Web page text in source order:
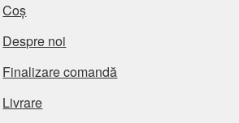
Coș
Despre noi
Finalizare comandă
Livrare